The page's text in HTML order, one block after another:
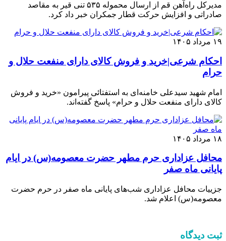
مدیرکل راه‌آهن قم از ارسال محموله ۵۳۵ تنی قیر به مقاصد
صادراتی و افزایش حرکت قطار جمکران خبر داد کرد.
۱۹ مرداد ۱۴۰۵
احکام شرعی|خرید و فروش کالای دارای منفعت حلال و
حرام
امام شهید سیدعلی خامنه‌ای به استفتائی پیرامون «خرید و فروش
کالای دارای منفعت حلال و حرام» پاسخ گفته‌اند.
۱۸ مرداد ۱۴۰۵
محافل عزاداری حرم مطهر حضرت معصومه(س) در ایام
پایانی ماه صفر
جزییات محافل عزاداری شب‌های پایانی ماه صفر در حرم حضرت
معصومه(س) اعلام شد.
ثبت دیدگاه